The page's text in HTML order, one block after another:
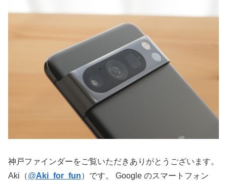
神戸ファインダーをご覧いただきありがとうございます。
Aki（@Aki_for_fun）です。 Google のスマートフォン